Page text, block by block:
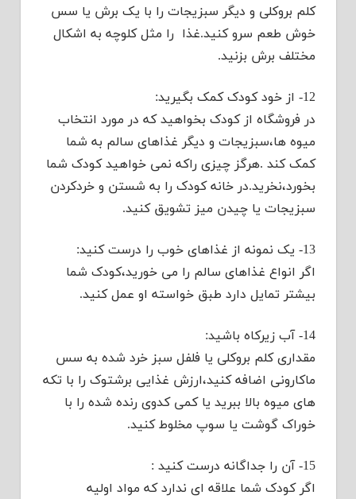
کلم بروکلی و دیگر سبزیجات را با یک برش یا سس
خوش طعم سرو کنید.غذا را مثل کلوچه به اشکال
مختلف برش بزنید.
12- از خود کودک کمک بگیرید:
در فروشگاه از کودک بخواهید که در مورد انتخاب
میوه ها،سبزیجات و دیگر غذاهای سالم به شما
کمک کند .هرگز چیزی راکه نمی خواهید کودک شما
بخورد،نخرید.در خانه کودک را به شستن و خردکردن
سبزیجات یا چیدن میز تشویق کنید.
13- یک نمونه از غذاهای خوب را درست کنید:
اگر انواع غذاهای سالم را می خورید،کودک شما
بیشتر تمایل دارد طبق خواسته او عمل کنید.
14- آب زیرکاه باشید:
مقداری کلم بروکلی یا فلفل سبز خرد شده به سس
ماکارونی اضافه کنید،ارزش غذایی برشتوک را با تکه
های میوه بالا ببرید یا کمی کدوی رنده شده را با
خوراک گوشت یا سوپ مخلوط کنید.
15- آن را جداگانه درست کنید :
اگر کودک شما علاقه ای ندارد که مواد اولیه